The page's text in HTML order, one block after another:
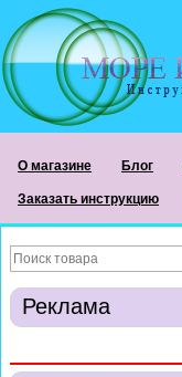
О магазине Блог
Заказать инструкцию
Реклама